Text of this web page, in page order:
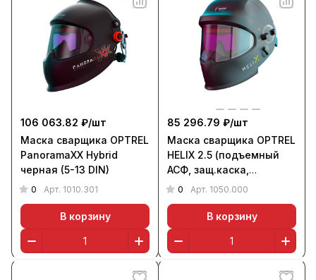
106 063.82 ₽/шт
Маска сварщика OPTREL
PanoramaXX Hybrid
черная (5-13 DIN)
0 Арт. 1010.301
В корзину
85 296.79 ₽/шт
Маска сварщика OPTREL
HELIX 2.5 (подъемный
АСФ, защ.каска,
оголовье IsoFit, 2.5/5-12)
0 Арт. 1050.000
В корзину